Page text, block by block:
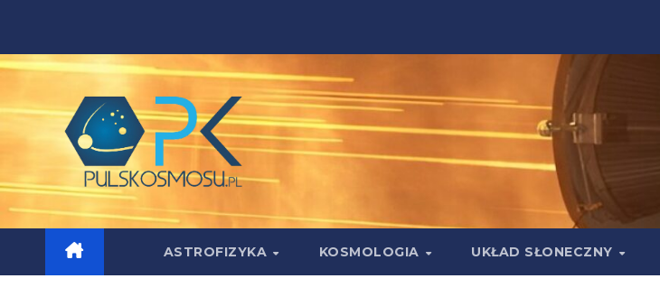
content
ASTROFIZYKA KOSMOLOGIA UKŁAD SŁONECZNY